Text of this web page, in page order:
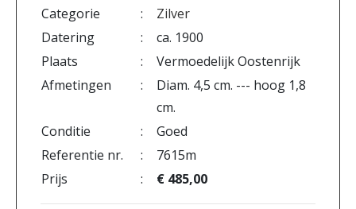
Categorie :
Zilver
Datering
:
ca. 1900
Plaats
:
Vermoedelijk Oostenrijk
Afmetingen
:
Diam. 4,5 cm. --- hoog 1,8
cm.
Conditie
:
Goed
Referentie nr.
:
7615m
Prijs
: € 485,00